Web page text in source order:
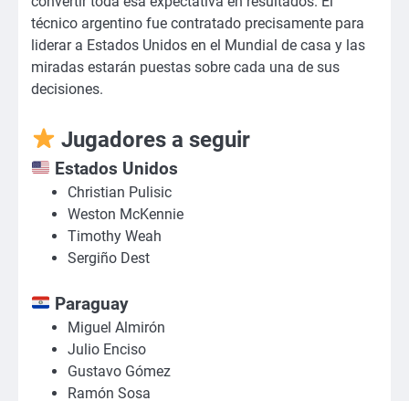
técnico argentino fue contratado precisamente para
liderar a Estados Unidos en el Mundial de casa y las
miradas estarán puestas sobre cada una de sus
decisiones.
Jugadores a seguir
Estados Unidos
Christian Pulisic
Weston McKennie
Timothy Weah
Sergiño Dest
Paraguay
Miguel Almirón
Julio Enciso
Gustavo Gómez
Ramón Sosa